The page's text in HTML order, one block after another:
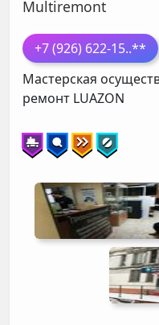
Multiremont
+7 (926) 622-15..**
Мастерская
ремонт LUAZON